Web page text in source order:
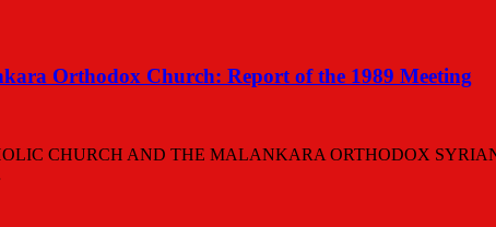
Orthodox Church: Report of the 1989 Meeting
CHURCH AND THE MALANKARA ORTHODOX